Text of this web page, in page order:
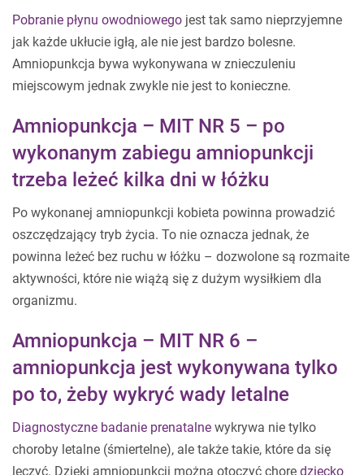
Pobranie płynu owodniowego jest tak samo nieprzyjemne
jak każde ukłucie igłą, ale nie jest bardzo bolesne.
Amniopunkcja bywa wykonywana w znieczuleniu
miejscowym jednak zwykle nie jest to konieczne.
Amniopunkcja – MIT NR 5 – po
wykonanym zabiegu amniopunkcji
trzeba leżeć kilka dni w łóżku
Po wykonanej amniopunkcji kobieta powinna prowadzić
oszczędzający tryb życia. To nie oznacza jednak, że
powinna leżeć bez ruchu w łóżku – dozwolone są rozmaite
aktywności, które nie wiążą się z dużym wysiłkiem dla
organizmu.
Amniopunkcja – MIT NR 6 –
amniopunkcja jest wykonywana tylko
po to, żeby wykryć wady letalne
Diagnostyczne badanie prenatalne wykrywa nie tylko
choroby letalne (śmiertelne), ale także takie, które da się
leczyć. Dzięki amniopunkcji można otoczyć chore dziecko